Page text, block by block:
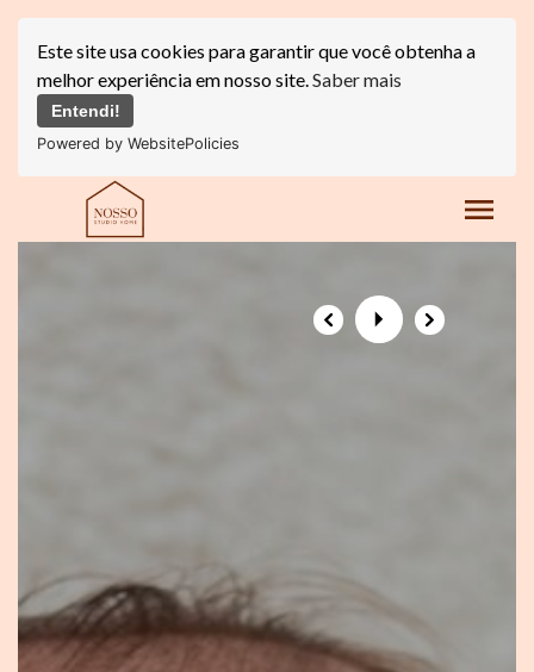
Este site usa cookies para garantir que você obtenha a
melhor experiência em nosso site.Saber mais
Entendi!
Powered by WebsitePolicies
menu